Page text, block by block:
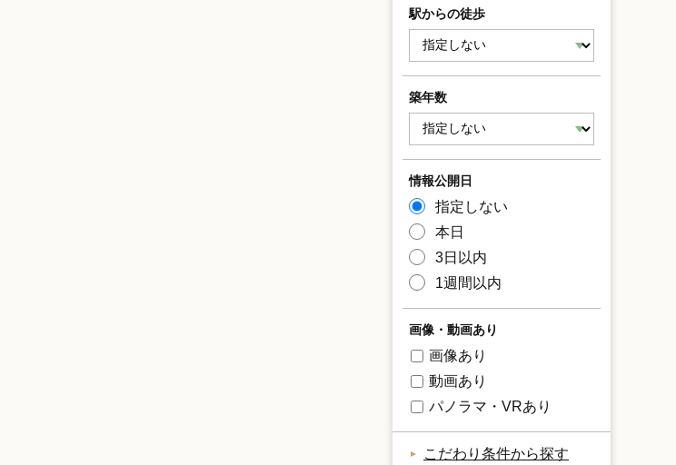
駅からの徒歩
築年数
情報公開日
指定しない
本日
3日以内
1週間以内
画像・動画あり
画像あり
動画あり
パノラマ・VRあり
こだわり条件から探す